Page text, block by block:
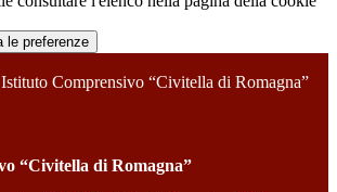
le preferenze
Istituto Comprensivo “Civitella di Romagna”
“Civitella di Romagna”